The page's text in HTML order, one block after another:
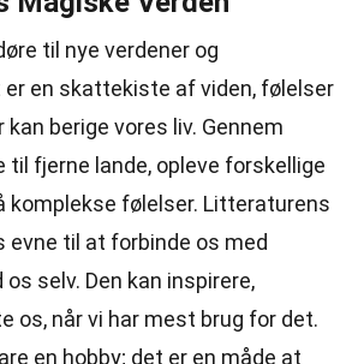
til nye verdener og
er en skattekiste af viden, følelser
kan berige vores liv. Gennem
til fjerne lande, opleve forskellige
komplekse følelser. Litteraturens
evne til at forbinde os med
selv. Den kan inspirere,
os, når vi har mest brug for det.
en hobby; det er en måde at